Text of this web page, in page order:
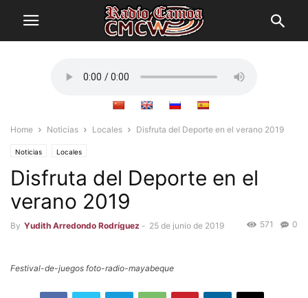
Home Noticias Locales Disfruta del Deporte en el verano 2019
Noticias Locales
Disfruta del Deporte en el
verano 2019
By Yudith Arredondo Rodríguez - 25 de junio de 2019 0
571
Festival-de-juegos foto-radio-mayabeque